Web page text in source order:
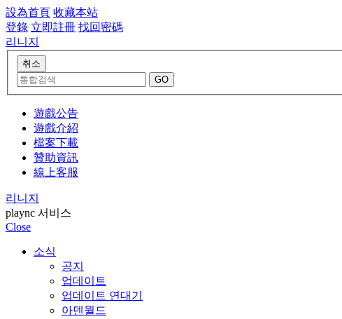
設為首頁 收藏本站
登錄 立即註冊 找回密碼
리니지
遊戲公告
遊戲介紹
檔案下載
贊助資訊
線上客服
리니지
plaync 서비스
Close
소식
공지
업데이트
업데이트 연대기
아덴월드